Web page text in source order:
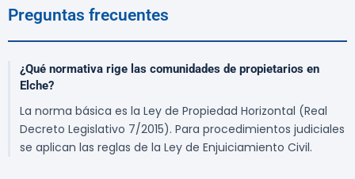
Preguntas frecuentes
¿Qué normativa rige las comunidades de propietarios en
Elche?
La norma básica es la Ley de Propiedad Horizontal (Real
Decreto Legislativo 7/2015). Para procedimientos judiciales
se aplican las reglas de la Ley de Enjuiciamiento Civil.